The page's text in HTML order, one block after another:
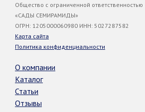
Общество с ограниченной ответственностью
«САДЫ СЕМИРАМИДЫ»
ОГРН: 1205000060980 ИНН: 5027287582
Карта сайта
Политика конфиденциальности
О компании
Каталог
Статьи
Отзывы